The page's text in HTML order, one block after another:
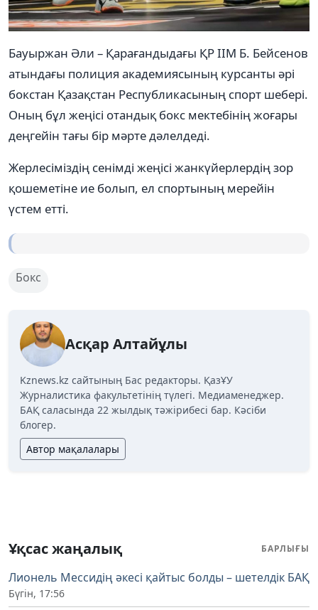
Бауыржан Әли – Қарағандыдағы ҚР ІІМ Б. Бейсенов
атындағы полиция академиясының курсанты әрі
бокстан Қазақстан Республикасының спорт шебері.
Оның бұл жеңісі отандық бокс мектебінің жоғары
деңгейін тағы бір мәрте дәлелдеді.
Жерлесіміздің сенімді жеңісі жанкүйерлердің зор
қошеметіне ие болып, ел спортының мерейін
үстем етті.
Бокс
Асқар Алтайұлы
Kznews.kz сайтының Бас редакторы. ҚазҰУ
Журналистика факультетінің түлегі. Медиаменеджер.
БАҚ саласында 22 жылдық тәжірибесі бар. Кәсіби
блогер.
Автор мақалалары
Ұқсас жаңалық БАРЛЫҒЫ
Лионель Мессидің әкесі қайтыс болды – шетелдік БАҚ
Бүгін, 17:56